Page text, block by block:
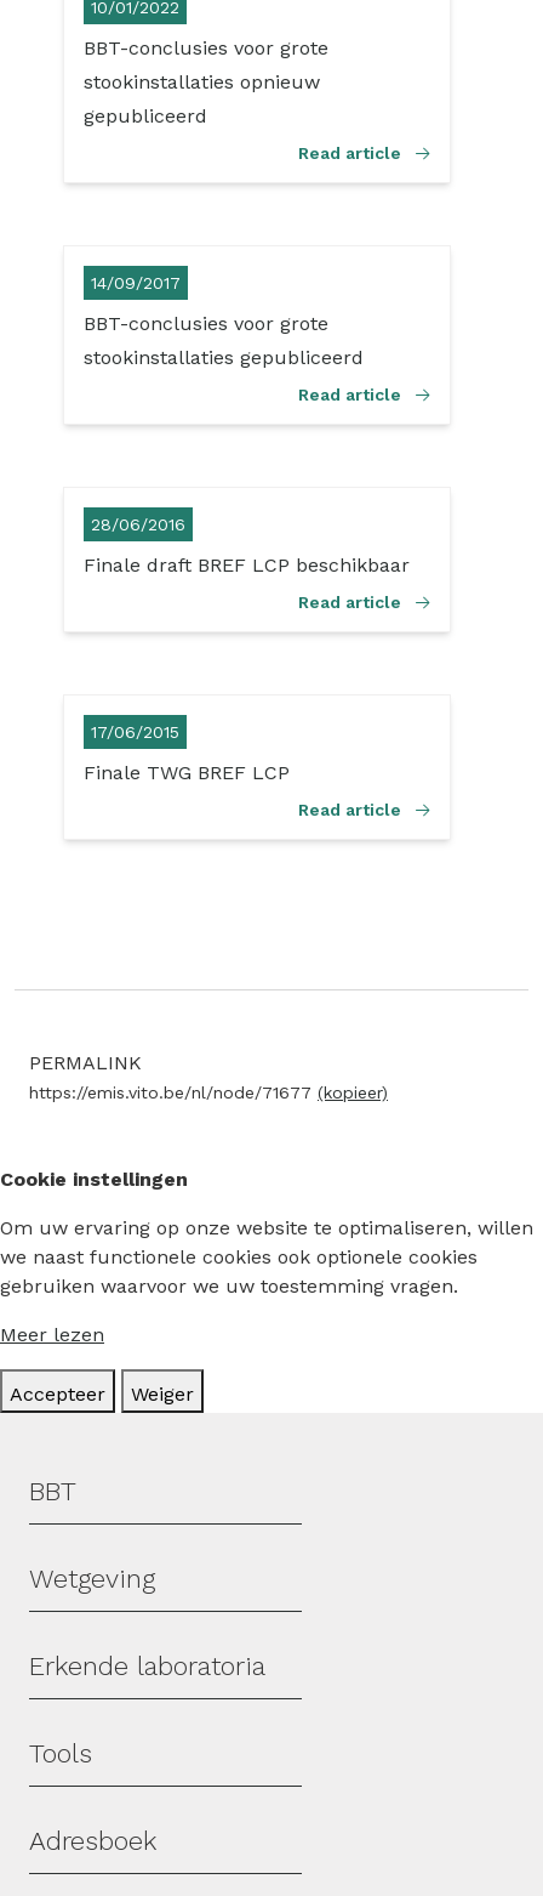
10/01/2022
BBT-conclusies voor grote
stookinstallaties opnieuw
gepubliceerd
Read article
14/09/2017
BBT-conclusies voor grote
stookinstallaties gepubliceerd
Read article
28/06/2016
Finale draft BREF LCP beschikbaar
Read article
17/06/2015
Finale TWG BREF LCP
Read article
PERMALINK
https://emis.vito.be/nl/node/71677 (kopieer)
Cookie instellingen
Om uw ervaring op onze website te optimaliseren, willen
we naast functionele cookies ook optionele cookies
gebruiken waarvoor we uw toestemming vragen.
Meer lezen
Accepteer Weiger
Hoofdmenu
BBT
Wetgeving
Erkende laboratoria
Tools
Adresboek